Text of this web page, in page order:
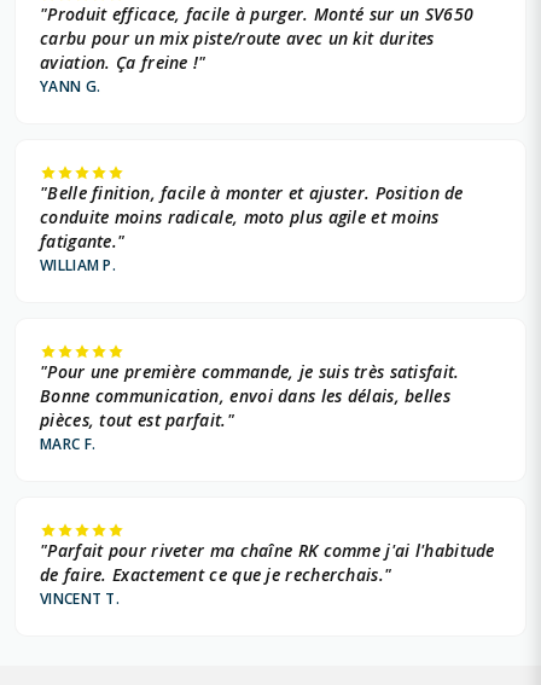
"Produit efficace, facile à purger. Monté sur un SV650
carbu pour un mix piste/route avec un kit durites
aviation. Ça freine !"
YANN G.
"Belle finition, facile à monter et ajuster. Position de
conduite moins radicale, moto plus agile et moins
fatigante."
WILLIAM P.
"Pour une première commande, je suis très satisfait.
Bonne communication, envoi dans les délais, belles
pièces, tout est parfait."
MARC F.
"Parfait pour riveter ma chaîne RK comme j'ai l'habitude
de faire. Exactement ce que je recherchais."
VINCENT T.